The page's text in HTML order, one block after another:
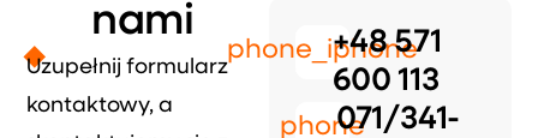
nami
Uzupełnij formularz
kontaktowy, a
phone_iphone
+48 571
600 113
phone071/341-